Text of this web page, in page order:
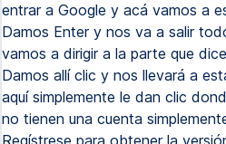
entrar a Google y acá vamos a
Damos Enter y nos va a salir
vamos a dirigir a la parte que
Damos allí clic y nos llevará a
aquí simplemente le dan clic
no tienen una cuenta
Regístrese para obtener la